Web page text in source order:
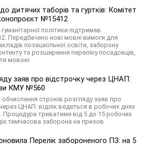
дитячих таборів та гуртків: Комітет
№15412
політики підтримав
Передбачено нові мовні вимоги для
позашкільної освіти, заборону
та розширення переліку посадовців,
мовою
заяв про відстрочку через ЦНАП:
КМУ №560
строків розгляду заяв про
ЦНАП: відлік ведеться в робочих днях
Процедура триватиме від 5 до 15 робочих
тимчасова заборона на призов
Перелік забороненого ПЗ: на 5